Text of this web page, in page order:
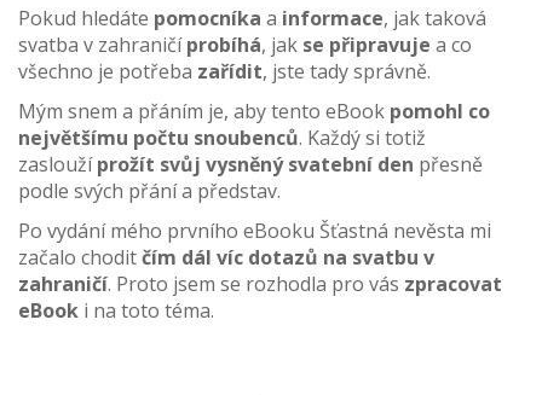
Pokud hledáte pomocníka a informace, jak taková
svatba v zahraničíprobíhá, jak se připravuje a co
všechno je potřeba zařídit, jste tady správně.
Mým snem a přáním je, aby tento eBook pomohl co
největšímu počtu snoubenců. Každý si totiž
zasloužíprožít svůj vysněný svatební den přesně
podle svých přání a představ.
Po vydání mého prvního eBooku Šťastná nevěsta mi
začalo choditčím dál víc dotazů na svatbu v
zahraničí. Proto jsem se rozhodla pro vás zpracovat
eBook i na toto téma.